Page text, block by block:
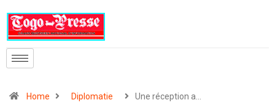
Home Diplomatie Une réception a…